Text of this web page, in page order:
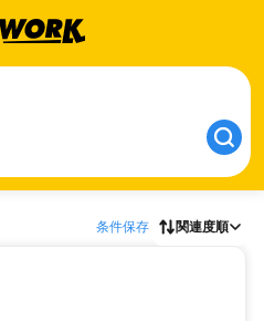
条件保存 関連度順